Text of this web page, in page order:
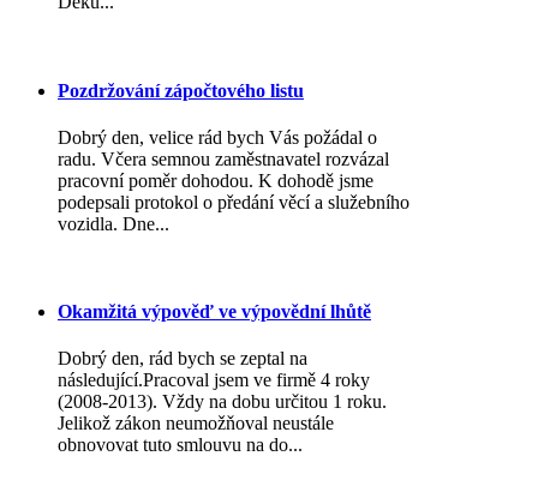
Pozdržování zápočtového listu
Dobrý den, velice rád bych Vás požádal o
radu. Včera semnou zaměstnavatel rozvázal
pracovní poměr dohodou. K dohodě jsme
podepsali protokol o předání věcí a služebního
vozidla. Dne...
Okamžitá výpověď ve výpovědní lhůtě
Dobrý den, rád bych se zeptal na
následující.Pracoval jsem ve firmě 4 roky
(2008-2013). Vždy na dobu určitou 1 roku.
Jelikož zákon neumožňoval neustále
obnovovat tuto smlouvu na do...